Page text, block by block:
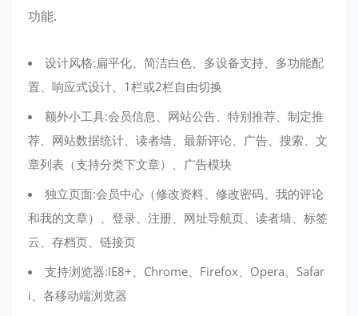
功能.
设计风格:扁平化、简洁白色、多设备支持、多功能配
置、响应式设计、1栏或2栏自由切换
额外小工具:会员信息、网站公告、特别推荐、制定推
荐、网站数据统计、读者墙、最新评论、广告、搜索、文
章列表（支持分类下文章）、广告模块
独立页面:会员中心（修改资料、修改密码、我的评论
和我的文章）、登录、注册、网址导航页、读者墙、标签
云、存档页、链接页
支持浏览器:IE8+、Chrome、Firefox、Opera、Safar
i、各移动端浏览器